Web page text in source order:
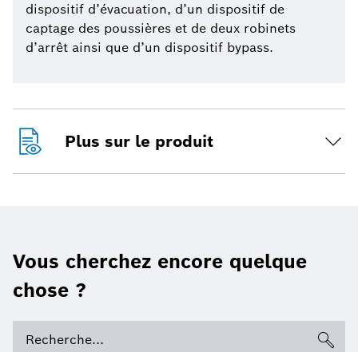
dispositif d’évacuation, d’un dispositif de
captage des poussières et de deux robinets
d’arrêt ainsi que d’un dispositif bypass.
Plus sur le produit
Vous cherchez encore quelque
chose ?